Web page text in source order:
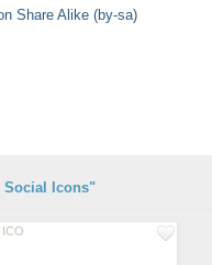
Share Alike (by-sa)
Social Icons"
ICO